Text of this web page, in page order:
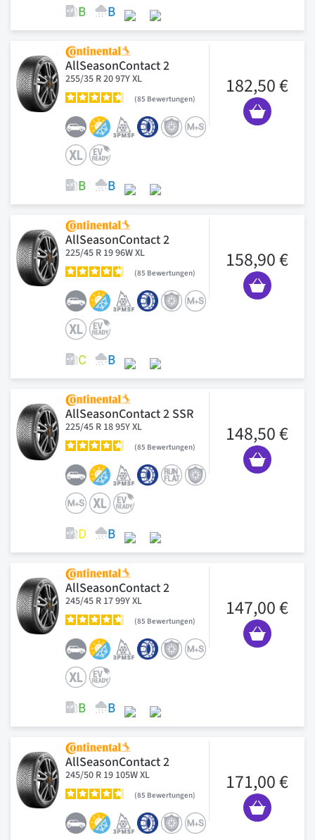
AllSeasonContact 2
255/35 R 20 97Y XL
85 Bewertungen
182,50 €
AllSeasonContact 2
225/45 R 19 96W XL
85 Bewertungen
158,90 €
AllSeasonContact 2 SSR
225/45 R 18 95Y XL
85 Bewertungen
148,50 €
AllSeasonContact 2
245/45 R 17 99Y XL
85 Bewertungen
147,00 €
AllSeasonContact 2
245/50 R 19 105W XL
85 Bewertungen
171,00 €